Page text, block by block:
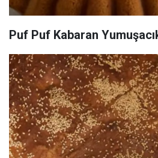
Puf Puf Kabaran